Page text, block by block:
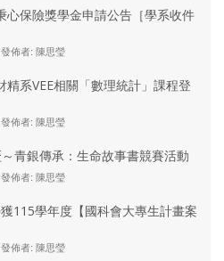
心保險獎學金申請公告［學系收件
佈者: 陳思瑩
系VEE相關「數理統計」課程登
佈者: 陳思瑩
青銀傳承：生命故事書競賽活動
佈者: 陳思瑩
115學年度【國科會大專生計畫案
佈者: 陳思瑩